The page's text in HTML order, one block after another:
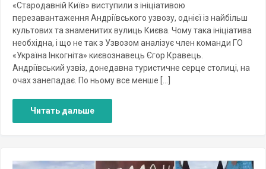
«Стародавній Київ» виступили з ініціативою
перезавантаження Андріївського узвозу, однієї із найбільш
культових та знаменитих вулиць Києва. Чому така ініціатива
необхідна, і що не так з Узвозом аналізує член команди ГО
«Україна Інкогніта» києвознавець Єгор Кравець.
Андріївський узвіз, донедавна туристичне серце столиці, на
очах занепадає. По ньому все менше […]
Читать дальше